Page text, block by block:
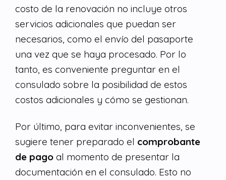
costo de la renovación no incluye otros
servicios adicionales que puedan ser
necesarios, como el envío del pasaporte
una vez que se haya procesado. Por lo
tanto, es conveniente preguntar en el
consulado sobre la posibilidad de estos
costos adicionales y cómo se gestionan.
Por último, para evitar inconvenientes, se
sugiere tener preparado el comprobante
de pago al momento de presentar la
documentación en el consulado. Esto no